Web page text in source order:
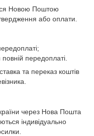
Новою Поштою
або оплати.
передоплаті.
та переказ коштів
через Нова Пошта
індивідуально